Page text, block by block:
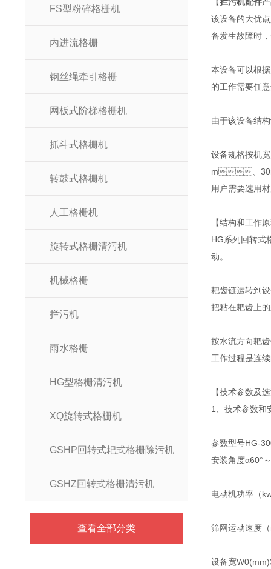
FS型粉碎格栅机
内进流格栅
钢丝绳牵引格栅
网板式阶梯格栅机
抓斗式格栅机
转鼓式格栅机
人工格栅机
旋转式格栅清污机
机械格栅
拦污机
雨水格栅
HG型格栅清污机
XQ旋转式格栅机
GSHP回转式耙式格栅除污机
GSHZ回转式格栅清污机
查看全部分类
该设备的大优点
备发生故障时
本设备可以根据
的工作需要任意
由于该设备结构
设备规格按机
m、
用户需要选用材
【结构和工作
HG系列回转式
动。
耙齿链运转到设
把粘在耙齿上的
按水流方向耙齿
工作过程是连续的
【技术参数及
1、技术参数
参数型号HG-
安装角度α60°
电动机功率（
筛网运动速度
设备宽W0(mm)